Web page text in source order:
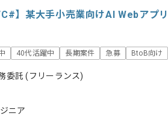
】某大手小売業向けAI Webアプ
40代活躍中 長期案件 急募 BtoB向け
委託(フリーランス)
ニア